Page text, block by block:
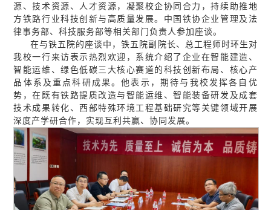
源、技术资源、人才资源，凝聚校企协同合力，持续助推地
方铁路行业科技创新与高质量发展。中国铁协企业管理及法
律事务部、科技服务部等相关部门负责人参加座谈。
在与铁五院的座谈中，铁五院副院长、总工程师时环生对
我校一行来访表示热烈欢迎，系统介绍了企业在智能建造、
智能运维、绿色低碳三大核心赛道的科技创新布局、核心产
品体系及重点科研成果。他表示，期待与我校发挥各自优
势，在既有铁路提质改造与智能运维、智能装备研发及成套
技术成果转化、西部特殊环境工程基础研究等关键领域开展
深度产学研合作，实现互利共赢、协同发展。